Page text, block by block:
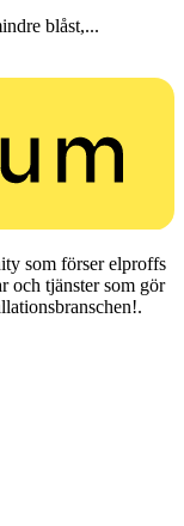
blåst,...
som förser elproffs
och tjänster som gör